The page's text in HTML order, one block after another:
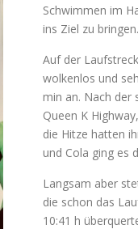
Schwimmen im
ins Ziel zu bringen.
Auf der
wolkenlos und
min an. Nach der
Queen K
die Hitze hatten
und Cola ging es
Langsam aber
die schon das
10:41 h